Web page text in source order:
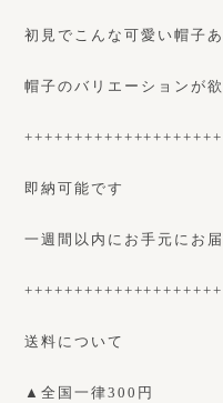
初見でこんな可愛い帽子
帽子のバリエーションが
++++++++++++++++++++
即納可能です
一週間以内にお手元にお
++++++++++++++++++++
送料について
▲全国一律300円